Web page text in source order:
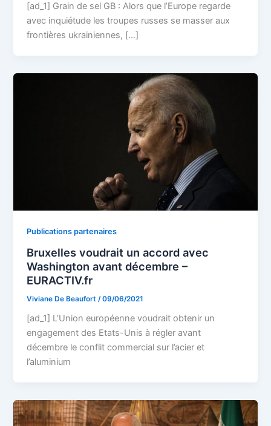
[ad_1] Grain de sel GB : Alors que l’Europe regarde
avec inquiétude les troupes russes se masser aux
frontières ukrainiennes, […]
Publications partenaires
Bruxelles voudrait un accord avec
Washington avant décembre –
EURACTIV.fr
Viviane De Beaufort /09/06/2021
[ad_1] L’Union européenne voudrait obtenir un
engagement des Etats-Unis à régler avant
décembre le conflit commercial sur l’acier et
l’aluminium